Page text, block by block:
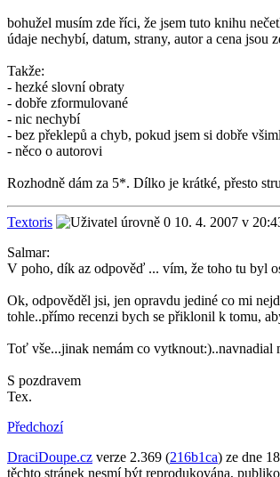
bohužel musím zde říci, že jsem tuto knihu
údaje nechybí, datum, strany, autor a cena jsou
Takže:
- hezké slovní obraty
- dobře zformulované
- nic nechybí
- bez překlepů a chyb, pokud jsem si dobře všiml
- něco o autorovi
Rozhodně dám za 5*. Dílko je krátké, přesto
Textoris
10. 4. 2007 v
Salmar:
V poho, dík az odpověď ... vím, že toho tu byl
Ok, odpověděl jsi, jen opravdu jediné co mi
tohle..přímo recenzi bych se přiklonil k tomu,
Toť vše...jinak nemám co vytknout:)..navnadial
S pozdravem
Tex.
Předchozí
DraciDoupe.cz verze 2.369 (216b1ca) ze dne
těchto stránek nesmí být reprodukována,